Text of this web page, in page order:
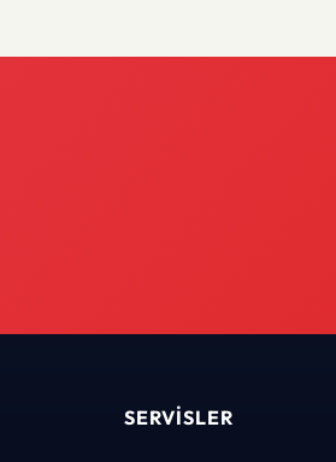
SERVISLER